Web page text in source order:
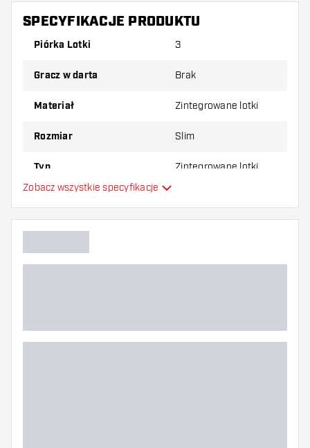
Upewnij się, że masz pod ręką dużo piórek i
złamane w wyniku użytkowania.
piórek, aby dowiedzieć się, który wariant
SPECYFIKACJE PRODUKTU
Piórka Lotki 3
Gracz w darta Brak
Materiał Zintegrowane lotki
Rozmiar Slim
Typ Zintegrowane lotki
Główny kolor
Zobacz wszystkie specyfikacje